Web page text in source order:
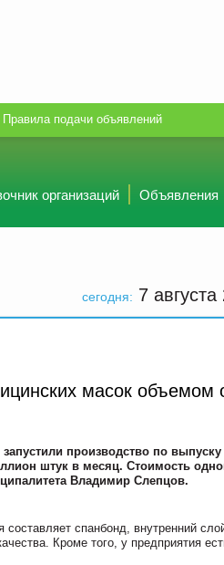
Правила подачи объявлений
организаций Объявления
сегодня: 7 августа
масок
производство по
штук в месяц. Стоимость
Владимир Слепцов.
спанбонд, внутренний
Кроме того, у предприятия